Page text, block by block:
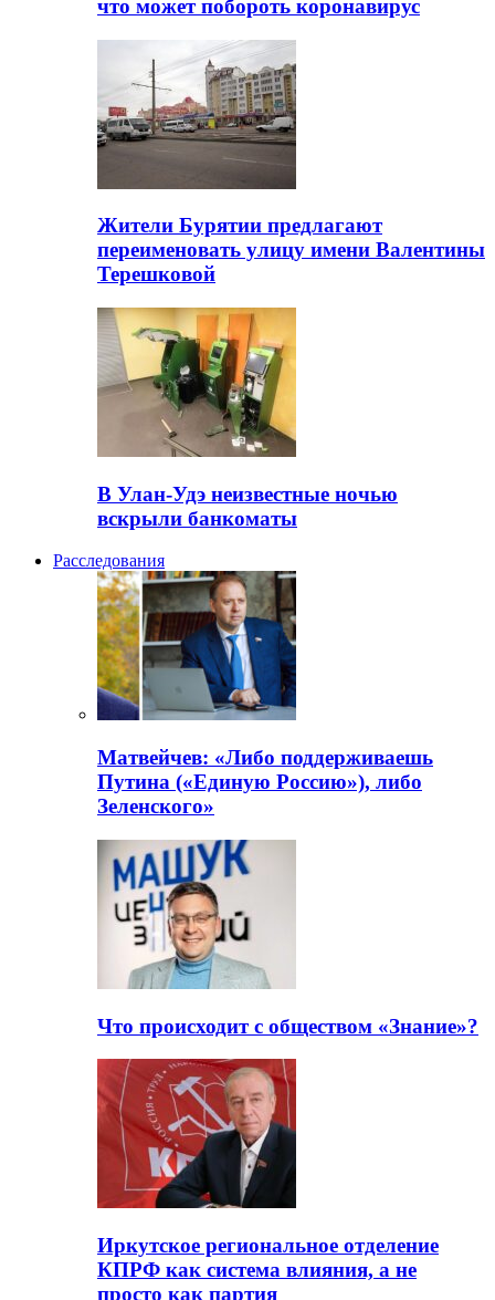
что может побороть коронавирус
Жители Бурятии предлагают
переименовать улицу имени Валентины
Терешковой
В Улан-Удэ неизвестные ночью
вскрыли банкоматы
Расследования
Матвейчев: «Либо поддерживаешь
Путина («Единую Россию»), либо
Зеленского»
Что происходит с обществом «Знание»?
Иркутское региональное отделение
КПРФ как система влияния, а не
просто как партия